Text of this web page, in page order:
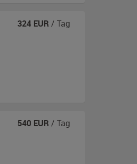
324 EUR / Tag
540 EUR / Tag